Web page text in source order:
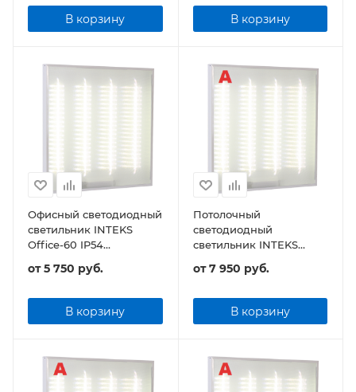
В корзину В корзину
Офисный светодиодный
светильник INTEKS
Office-60 IP54
универсальный
от5 750 руб.
В корзину
Потолочный
светодиодный
светильник INTEKS
32Вт 3840Лм с
питания
от7 950 руб.
В корзину